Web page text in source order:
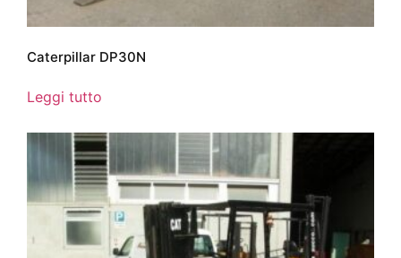
Caterpillar DP30N
Leggi tutto